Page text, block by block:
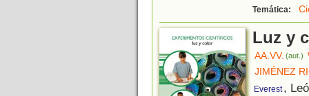
Temática:
Luz y
AA.VV. (aut.)
JIMÉNEZ
Everest ,